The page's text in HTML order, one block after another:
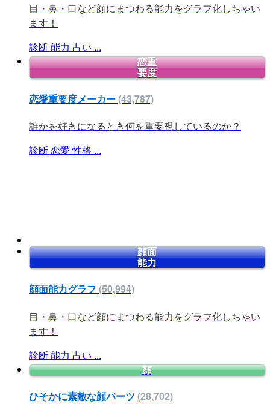
目・鼻・口など顔にまつわる能力をグラフ化しちゃい
ます！
診断能力 占い ...
恋重
要度
恋愛重要度メーカー(43,787)
誰かを好きになるとき何を重要視しているのか？
診断恋愛 性格 ...
顔面
能力
顔面能力グラフ (50,994)
目・鼻・口など顔にまつわる能力をグラフ化しちゃい
ます！
診断能力 占い ...
顔
ひそかに素敵な顔パーツ (28,702)